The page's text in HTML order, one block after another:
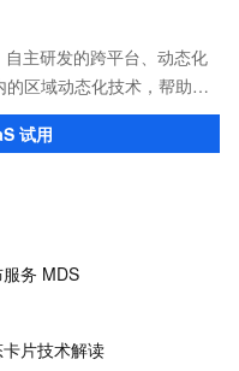
主研发的跨平台、动态化
区域动态化技术，帮助客
的 App 性能体验。
试用
务 MDS
片技术解读